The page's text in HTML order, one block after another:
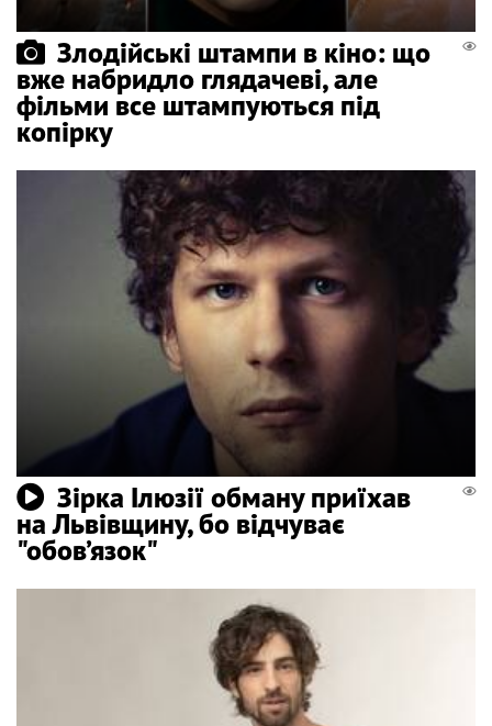
Злодійські штампи в кіно: що
вже набридло глядачеві, але
фільми все штампуються під
копірку
Зірка Ілюзії обману приїхав
на Львівщину, бо відчуває
"обов’язок"